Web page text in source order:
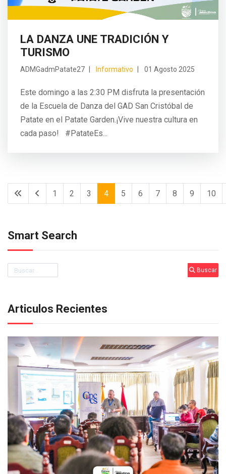
LA DANZA UNE TRADICIÓN Y
TURISMO
ADMGadmPatate27 Informativo 01 Agosto 2025
Este domingo a las 2:30 PM disfruta la presentación
de la Escuela de Danza del GAD San Cristóbal de
Patate en el Patate Garden.¡Vive nuestra cultura en
cada paso! #PatateEs...
1 2 3 4 5 6 7 8 9 10
Smart Search
Buscar Buscar
Articulos Recientes